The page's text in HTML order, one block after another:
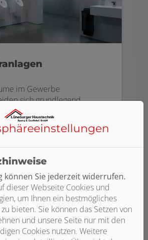
im Gewerbe
sich grundlegend
Ansprüche, die in den
Arten von Einrichtungen
an sie gestellt werden.
können Sie jederzeit widerrufen.
dieser Webseite Cookies und
um Ihnen ein bestmögliches
bieten. Sie können das Setzen von
und unsere Seite nur mit den
Cookies nutzen. Weitere